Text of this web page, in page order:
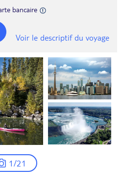
bancaire
Voir le descriptif du voyage
1/21